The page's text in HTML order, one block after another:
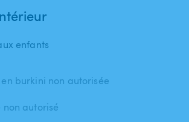
enfants
burkini non autorisée
non autorisé